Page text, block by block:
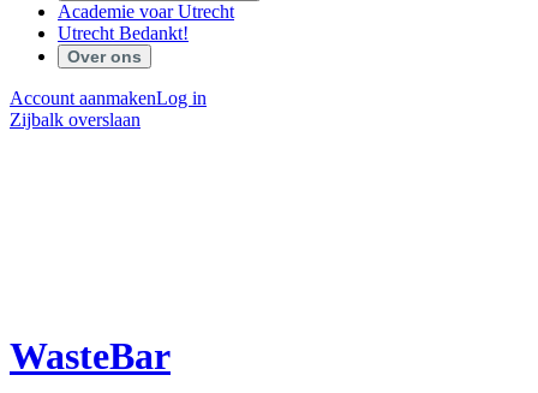
Academie voar Utrecht
Utrecht Bedankt!
Over ons
Account aanmakenLog in
Zijbalk overslaan
WasteBar